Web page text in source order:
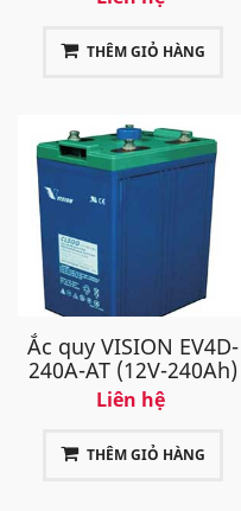
THÊM GIỎ HÀNG
Ắc quy VISION EV4D-
240A-AT (12V-240Ah)
Liên hệ
THÊM GIỎ HÀNG